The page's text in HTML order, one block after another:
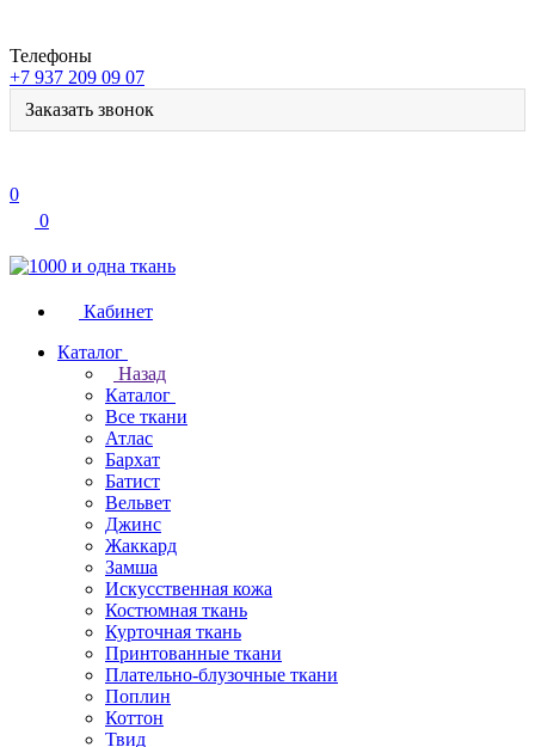
Телефоны
+7 937 209 09 07
Заказать звонок
0
0
Кабинет
Каталог
Назад
Каталог
Все ткани
Атлас
Бархат
Батист
Вельвет
Джинс
Жаккард
Замша
Искусственная кожа
Костюмная ткань
Курточная ткань
Принтованные ткани
Плательно-блузочные ткани
Поплин
Коттон
Твид